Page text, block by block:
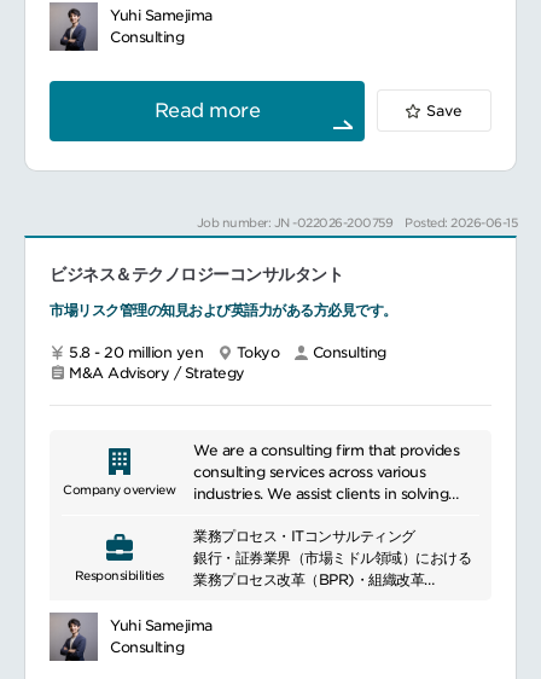
効果検証・改善・情報発信効果検証と改善提
■同チームについて
将来の社会課題を見据え、持続可能でより良
ムです。
サービスを提供しています。
━━━━━━━━━━━━━━━#spotlightjob1
VA／VEおよびマーケティング等のアプロー
グ、AI活用による体験価値向上
Quick & ScaleアプローチによるPoC設計～
展開～定着化、伴走支援
社会課題解決型プロジェクト地域経済活性
業企画・実装支援
みの構築、メンバー育成、ナレッジ標準化
備
コシステム形成・共創推進
チームリードおよびハンズオンでの実務遂行
Yuhi Samejima
Consulting
Read more Save
Job number: JN -022026-200759 Posted: 2026-06-15
ビジネス＆テクノロジーコンサルタント
市場リスク管理の知見および英語力がある方必見です。
5.8 - 20 million yen Tokyo
Consulting
M&A Advisory / Strategy
Company overview
We are a consulting firm that provides
consulting services across various
industries. We assist clients in solving
management strategy, business process
improvement, and information system
implementation. We offer customized
needs of our clients, supporting their
Responsibilities
業務プロセス・ITコンサルティング
銀行・証券業界（市場ミドル領域）における
業務プロセス改革（BPR)・組織改革
／更改支援（市場ミドル領域の要件定義、シ
Yuhi Samejima
Consulting